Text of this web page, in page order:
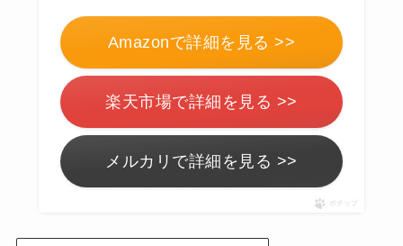
はいらない？飽きる
し手作りできる？買
ってよかった？
オイルポットはいる
いらない？やめた人
は？代用品やおすす
めを使用者に聞いて
みた
Amazonで詳細を見る >>
楽天市場で詳細を見る >>
メルカリで詳細を見る >>
ポチップ